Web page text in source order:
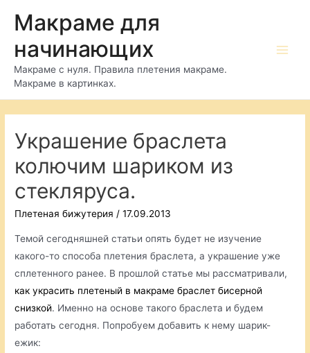
содержимому
Макраме для
начинающих
Макраме с нуля. Правила плетения макраме.
Макраме в картинках.
Украшение браслета
колючим шариком из
стекляруса.
Плетеная бижутерия /17.09.2013
Темой сегодняшней статьи опять будет не изучение
какого-то способа плетения браслета, а украшение уже
сплетенного ранее. В прошлой статье мы рассматривали,
как украсить плетеный в макраме браслет бисерной
снизкой. Именно на основе такого браслета и будем
работать сегодня. Попробуем добавить к нему шарик-
ежик: